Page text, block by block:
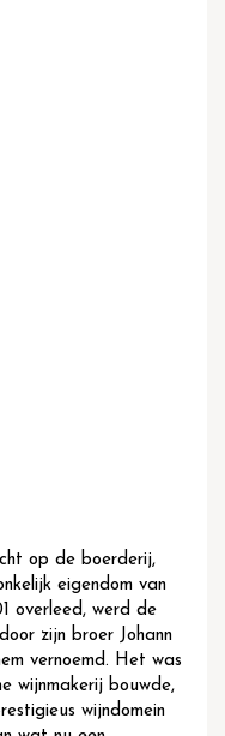
op de boerderij,
eigendom van
overleed, werd de
zijn broer Johann
vernoemd. Het was
wijnmakerij bouwde,
wijndomein